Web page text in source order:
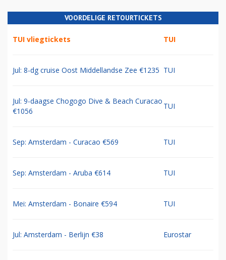
VOORDELIGE RETOURTICKETS
TUI vliegtickets TUI
Jul: 8-dg cruise Oost Middellandse Zee €1235 TUI
Jul: 9-daagse Chogogo Dive & Beach Curacao
€1056
TUI
Sep: Amsterdam - Curacao €569 TUI
Sep: Amsterdam - Aruba €614 TUI
Mei: Amsterdam - Bonaire €594 TUI
Jul: Amsterdam - Berlijn €38 Eurostar